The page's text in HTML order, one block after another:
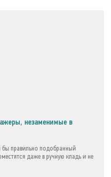
незаменимые в
правильно подобранный
даже в ручную кладь и не